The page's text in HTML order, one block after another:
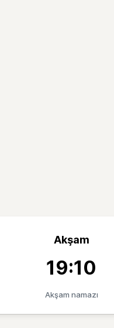
Akşam
19:10
Akşam namazı